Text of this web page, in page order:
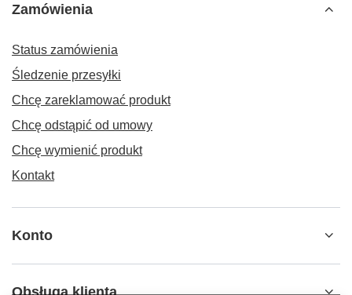
Zamówienia
Status zamówienia
Śledzenie przesyłki
Chcę zareklamować produkt
Chcę odstąpić od umowy
Chcę wymienić produkt
Kontakt
Konto
Obsługa klienta